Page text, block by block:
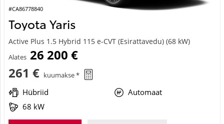
#CA86778840
Toyota Yaris
Active Plus 1.5 Hybrid 115 e-CVT (Esirattavedu) (68 kW)
Alates 26 200 €
261 € kuumakse *
Hübriid
Automaat
68 kW